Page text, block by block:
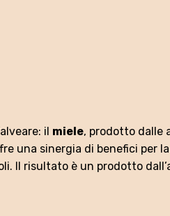
il miele, prodotto dalle
una sinergia di benefici per
Il risultato è un prodotto